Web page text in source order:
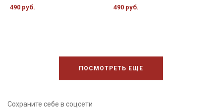
490 руб. 490 руб.
ПОСМОТРЕТЬ ЕЩЕ
Сохраните себе в соцсети